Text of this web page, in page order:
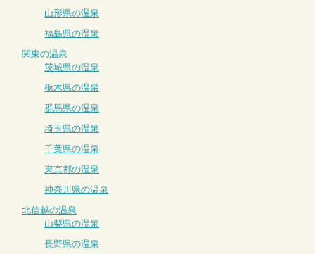
山形県の温泉
福島県の温泉
関東の温泉
茨城県の温泉
栃木県の温泉
群馬県の温泉
埼玉県の温泉
千葉県の温泉
東京都の温泉
神奈川県の温泉
北信越の温泉
山梨県の温泉
長野県の温泉